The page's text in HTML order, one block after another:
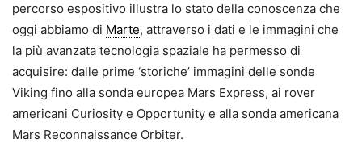
percorso espositivo illustra lo stato della conoscenza che
oggi abbiamo di Marte, attraverso i dati e le immagini che
la più avanzata tecnologia spaziale ha permesso di
acquisire: dalle prime ‘storiche’ immagini delle sonde
Viking fino alla sonda europea Mars Express, ai rover
americani Curiosity e Opportunity e alla sonda americana
Mars Reconnaissance Orbiter.